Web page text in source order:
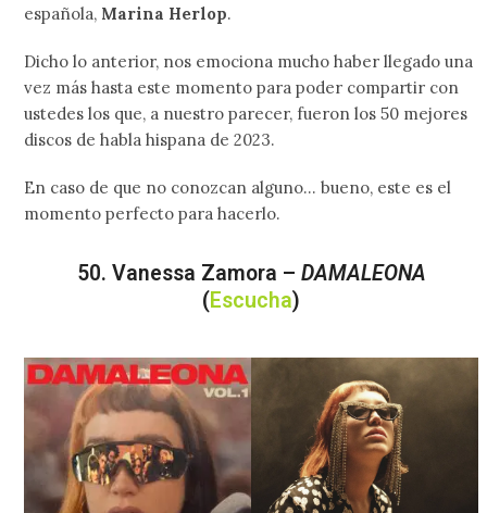
española, Marina Herlop.
Dicho lo anterior, nos emociona mucho haber llegado una
vez más hasta este momento para poder compartir con
ustedes los que, a nuestro parecer, fueron los 50 mejores
discos de habla hispana de 2023.
En caso de que no conozcan alguno… bueno, este es el
momento perfecto para hacerlo.
50. Vanessa Zamora – DAMALEONA
(Escucha)